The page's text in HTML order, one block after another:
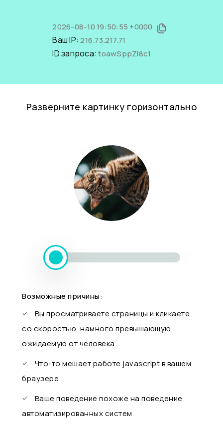
2026-08-10 19:50:55 +0000
Ваш IP:216.73.217.71
ID запроса:toawSppZl8c1
Разверните картинку горизонтально
Возможные причины:
Вы просматриваете страницы и кликаете
со скоростью, намного превышающую
ожидаемую от человека
Что-то мешает работе javascript в вашем
браузере
Ваше поведение похоже на поведение
автоматизированных систем